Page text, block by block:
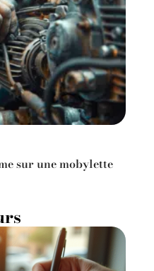
sur une mobylette